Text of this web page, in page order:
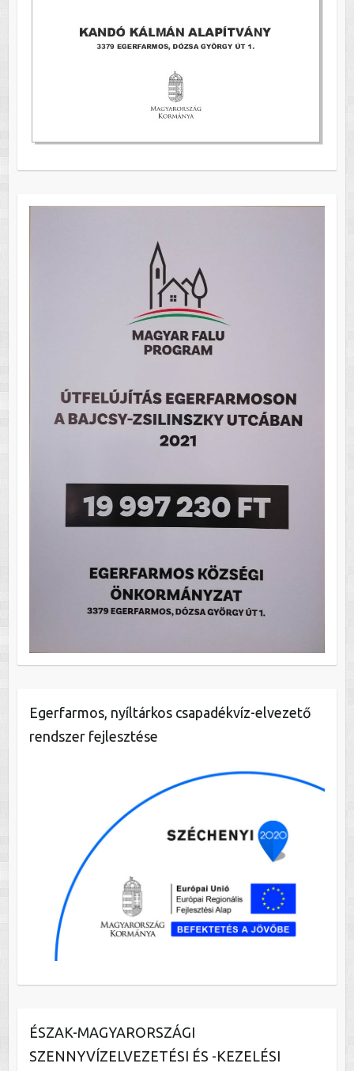
Egerfarmos, nyíltárkos csapadékvíz-elvezető
rendszer fejlesztése
ÉSZAK-MAGYARORSZÁGI
SZENNYVÍZELVEZETÉSI ÉS -KEZELÉSI